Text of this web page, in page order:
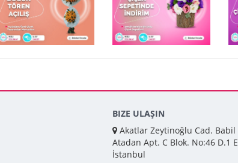
BIZE ULAŞIN
Akatlar Zeytinoğlu Cad. Babil
Atadan Apt. C Blok. No:46 D.1
İstanbul